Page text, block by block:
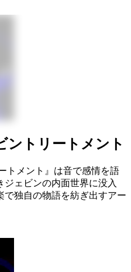
ントリートメント
トメント』は音で感情を語
ジェビンの内面世界に没入
で独自の物語を紡ぎ出すアー